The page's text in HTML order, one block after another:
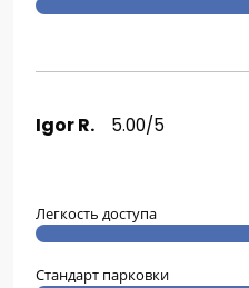
Igor R. 5.00/5
Легкость доступа
Стандарт парковки